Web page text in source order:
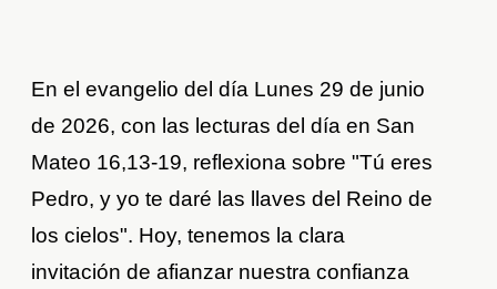
En el evangelio del día Lunes 29 de junio
de 2026, con las lecturas del día en San
Mateo 16,13-19, reflexiona sobre "Tú eres
Pedro, y yo te daré las llaves del Reino de
los cielos". Hoy, tenemos la clara
invitación de afianzar nuestra confianza